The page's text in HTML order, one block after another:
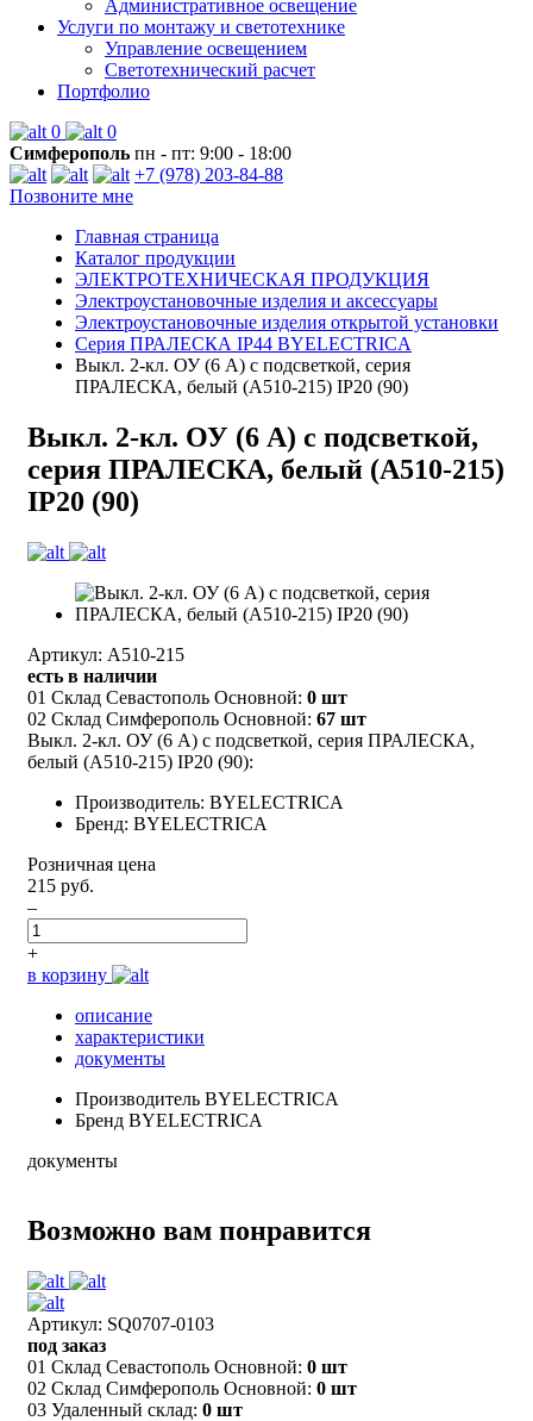
Административное освещение
Услуги по монтажу и светотехнике
Управление освещением
Светотехнический расчет
Портфолио
0
0
Симферополь пн - пт: 9:00 - 18:00
+7 (978) 203-84-88
Позвоните мне
Главная страница
Каталог продукции
ЭЛЕКТРОТЕХНИЧЕСКАЯ ПРОДУКЦИЯ
Электроустановочные изделия и аксессуары
Электроустановочные изделия открытой установки
Серия ПРАЛЕСКА IP44 BYELECTRICA
Выкл. 2-кл. ОУ (6 А) с подсветкой, серия
ПРАЛЕСКА, белый (А510-215) IP20 (90)
Выкл. 2-кл. ОУ (6 А) с подсветкой,
серия ПРАЛЕСКА, белый (А510-215)
IP20 (90)
Артикул: А510-215
есть в наличии
01 Склад Севастополь Основной: 0 шт
02 Склад Симферополь Основной: 67 шт
Выкл. 2-кл. ОУ (6 А) с подсветкой, серия ПРАЛЕСКА,
белый (А510-215) IP20 (90):
Производитель: BYELECTRICA
Бренд: BYELECTRICA
Розничная цена
215 руб.
–
+
в корзину
описание
характеристики
документы
Производитель BYELECTRICA
Бренд BYELECTRICA
документы
Возможно вам понравится
Артикул: SQ0707-0103
под заказ
01 Склад Севастополь Основной: 0 шт
02 Склад Симферополь Основной: 0 шт
03 Удаленный склад: 0 шт